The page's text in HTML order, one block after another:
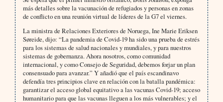
más detalles sobre la vacunación de refugiados y personas en zonas
de conflicto en una reunión virtual de líderes de la G7 el viernes.
La ministra de Relaciones Exteriores de Noruega, Ine Marie Eriksen
Søreide, dijo: “La pandemia de Covid-19 ha sido una prueba de estrés
para los sistemas de salud nacionales y mundiales, y para nuestros
sistemas de gobernanza. Ahora nosotros, como comunidad
internacional, y como Consejo de Seguridad, debemos forjar un plan
consensuado para avanzar.” Y añadió que el país escandinavo
defendía tres principios clave en relación con la batalla pandémica:
garantizar el acceso global equitativo a las vacunas Covid-19; acceso
humanitario para que las vacunas lleguen a los más vulnerables; y el